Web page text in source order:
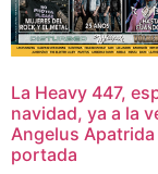
La Heavy 447,
navidad, ya a la
Angelus Apatrida
portada